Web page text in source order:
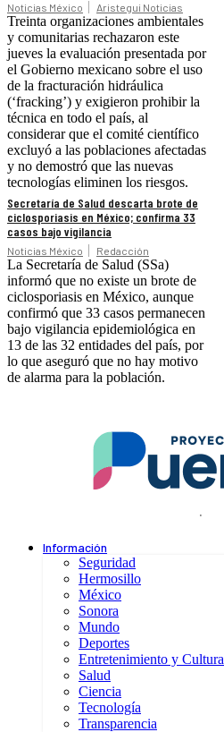
Noticias México Aristegui Noticias
Treinta organizaciones ambientales
y comunitarias rechazaron este
jueves la evaluación presentada por
el Gobierno mexicano sobre el uso
de la fracturación hidráulica
(‘fracking’) y exigieron prohibir la
técnica en todo el país, al
considerar que el comité científico
excluyó a las poblaciones afectadas
y no demostró que las nuevas
tecnologías eliminen los riesgos.
Secretaría de Salud descarta brote de
ciclosporiasis en México; confirma 33
casos bajo vigilancia
Noticias México Redacción
La Secretaría de Salud (SSa)
informó que no existe un brote de
ciclosporiasis en México, aunque
confirmó que 33 casos permanecen
bajo vigilancia epidemiológica en
13 de las 32 entidades del país, por
lo que aseguró que no hay motivo
de alarma para la población.
.
Información
Seguridad
Hermosillo
México
Sonora
Mundo
Deportes
Entretenimiento y Cultura
Salud
Ciencia
Tecnología
Transparencia